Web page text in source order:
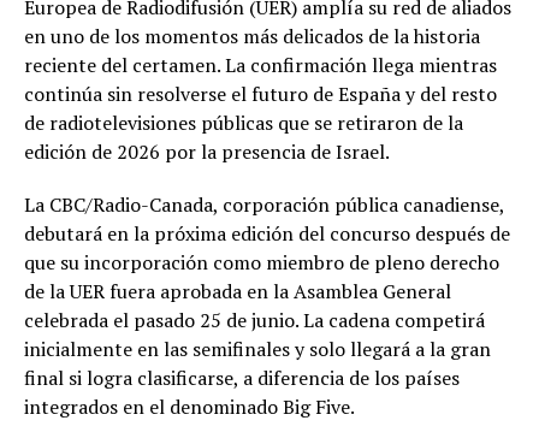
Europea de Radiodifusión (UER) amplía su red de aliados
en uno de los momentos más delicados de la historia
reciente del certamen. La confirmación llega mientras
continúa sin resolverse el futuro de España y del resto
de radiotelevisiones públicas que se retiraron de la
edición de 2026 por la presencia de Israel.
La CBC/Radio-Canada, corporación pública canadiense,
debutará en la próxima edición del concurso después de
que su incorporación como miembro de pleno derecho
de la UER fuera aprobada en la Asamblea General
celebrada el pasado 25 de junio. La cadena competirá
inicialmente en las semifinales y solo llegará a la gran
final si logra clasificarse, a diferencia de los países
integrados en el denominado Big Five.